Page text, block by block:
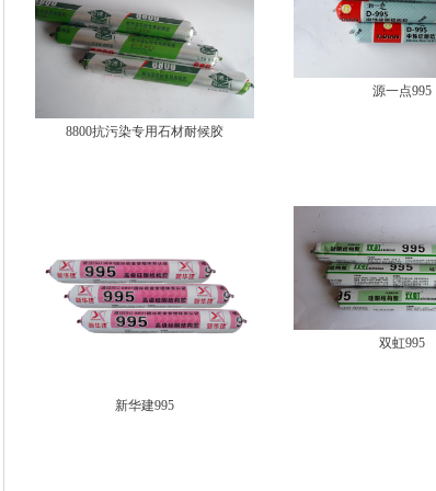
8800抗污染专用石材耐候胶
源一点995
新华建995
双虹995